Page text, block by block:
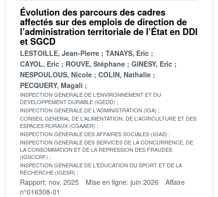
Évolution des parcours des cadres
affectés sur des emplois de direction de
l’administration territoriale de l’État en DDI
et SGCD
LESTOILLE, Jean-Pierre
TANAYS, Eric
CAYOL, Eric
ROUVE, Stéphane
GINESY, Eric
NESPOULOUS, Nicole
COLIN, Nathalie
PECQUERY, Magali
INSPECTION GENERALE DE L'ENVIRONNEMENT ET DU
DEVELOPPEMENT DURABLE (IGEDD)
INSPECTION GENERALE DE L'ADMINISTRATION (IGA)
CONSEIL GENERAL DE L'ALIMENTATION, DE L'AGRICULTURE ET DES
ESPACES RURAUX (CGAAER)
INSPECTION GENERALE DES AFFAIRES SOCIALES (IGAS)
INSPECTION GENERALE DES SERVICES DE LA CONCURRENCE, DE
LA CONSOMMATION ET DE LA REPRESSION DES FRAUDES
(IGSCCRF)
INSPECTION GENERALE DE L'EDUCATION DU SPORT ET DE LA
RECHERCHE (IGESR)
Rapport: nov. 2025 Mise en ligne: juin 2026
Affaire
n°016308-01